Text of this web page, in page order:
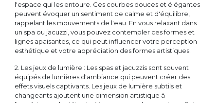
l'espace qui les entoure. Ces courbes douces et élégantes
peuvent évoquer un sentiment de calme et d'équilibre,
rappelant les mouvements de l'eau. En vous relaxant dans
un spa ou jacuzzi, vous pouvez contempler ces formes et
lignes apaisantes, ce qui peut influencer votre perception
esthétique et votre appréciation des formes artistiques.
2. Les jeux de lumière : Les spas et jacuzzis sont souvent
équipés de lumières d'ambiance qui peuvent créer des
effets visuels captivants. Les jeux de lumière subtils et
changeants ajoutent une dimension artistique à